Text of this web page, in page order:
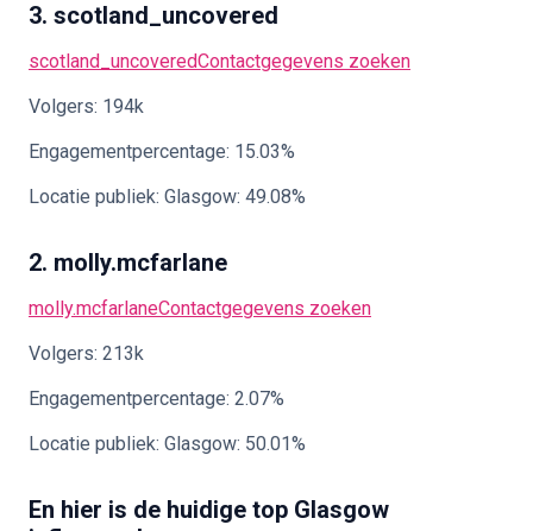
3. scotland_uncovered
scotland_uncoveredContactgegevens zoeken
Volgers: 194k
Engagementpercentage: 15.03%
Locatie publiek: Glasgow: 49.08%
2. molly.mcfarlane
molly.mcfarlaneContactgegevens zoeken
Volgers: 213k
Engagementpercentage: 2.07%
Locatie publiek: Glasgow: 50.01%
En hier is de huidige top Glasgow